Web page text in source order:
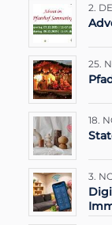
2.
25.
18.
3.